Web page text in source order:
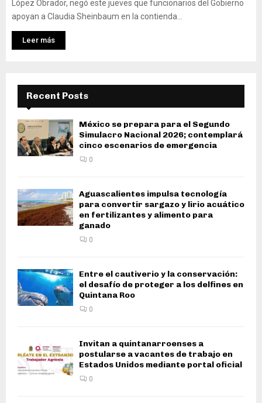
López Obrador, negó este jueves que funcionarios del Gobierno
apoyan a Claudia Sheinbaum en la contienda...
Leer más
Recent Posts
México se prepara para el Segundo
Simulacro Nacional 2026; contemplará
cinco escenarios de emergencia
0
Aguascalientes impulsa tecnología
para convertir sargazo y lirio acuático
en fertilizantes y alimento para
ganado
0
Entre el cautiverio y la conservación:
el desafío de proteger a los delfines en
Quintana Roo
0
Invitan a quintanarroenses a
postularse a vacantes de trabajo en
Estados Unidos mediante portal oficial
0